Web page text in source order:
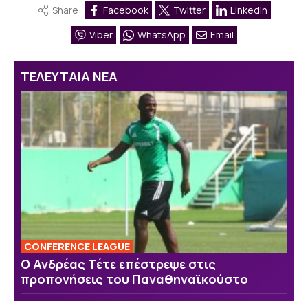
Share Facebook Twitter
Linkedin
Viber
WhatsApp Email
ΤΕΛΕΥΤΑΙΑ ΝΕΑ
CONFERENCE LEAGUE
Ο Ανδρέας Τέτε επέστρεψε στις
προπονήσεις του Παναθηναϊκούστο